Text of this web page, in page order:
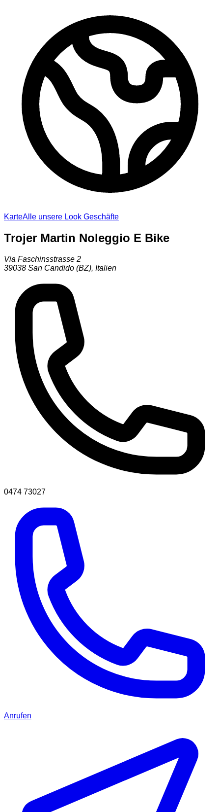
KarteAlle unsere Look Geschäfte
Trojer Martin Noleggio E Bike
Via Faschinsstrasse 2
39038 San Candido (BZ), Italien
0474 73027
Anrufen